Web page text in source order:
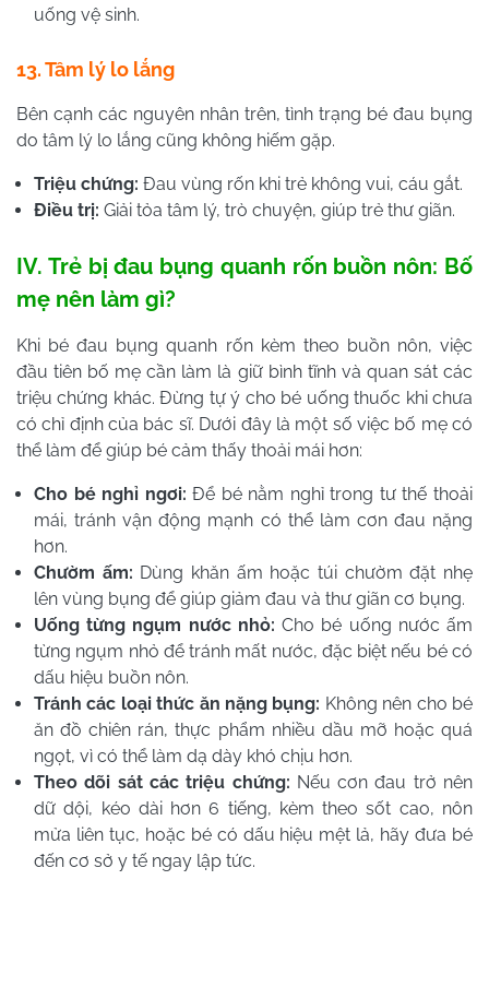
uống vệ sinh.
13. Tâm lý lo lắng
Bên cạnh các nguyên nhân trên, tình trạng bé đau bụng
do tâm lý lo lắng cũng không hiếm gặp.
Triệu chứng: Đau vùng rốn khi trẻ không vui, cáu gắt.
Điều trị: Giải tỏa tâm lý, trò chuyện, giúp trẻ thư giãn.
IV. Trẻ bị đau bụng quanh rốn buồn nôn: Bố
mẹ nên làm gì?
Khi bé đau bụng quanh rốn kèm theo buồn nôn, việc
đầu tiên bố mẹ cần làm là giữ bình tĩnh và quan sát các
triệu chứng khác. Đừng tự ý cho bé uống thuốc khi chưa
có chỉ định của bác sĩ. Dưới đây là một số việc bố mẹ có
thể làm để giúp bé cảm thấy thoải mái hơn:
Cho bé nghỉ ngơi: Để bé nằm nghỉ trong tư thế thoải
mái, tránh vận động mạnh có thể làm cơn đau nặng
hơn.
Chườm ấm: Dùng khăn ấm hoặc túi chườm đặt nhẹ
lên vùng bụng để giúp giảm đau và thư giãn cơ bụng.
Uống từng ngụm nước nhỏ: Cho bé uống nước ấm
từng ngụm nhỏ để tránh mất nước, đặc biệt nếu bé có
dấu hiệu buồn nôn.
Tránh các loại thức ăn nặng bụng: Không nên cho bé
ăn đồ chiên rán, thực phẩm nhiều dầu mỡ hoặc quá
ngọt, vì có thể làm dạ dày khó chịu hơn.
Theo dõi sát các triệu chứng: Nếu cơn đau trở nên
dữ dội, kéo dài hơn 6 tiếng, kèm theo sốt cao, nôn
mửa liên tục, hoặc bé có dấu hiệu mệt lả, hãy đưa bé
đến cơ sở y tế ngay lập tức.